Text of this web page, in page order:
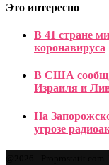
Это интересно
В 41 стране
коронавируса
В США
Израиля и
На
угрозе